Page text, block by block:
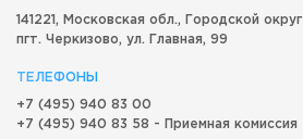
141221, Московская обл., Городской округ
пгт. Черкизово, ул. Главная, 99
ТЕЛЕФОНЫ
+7 (495) 940 83 00
+7 (495) 940 83 58 - Приемная комиссия